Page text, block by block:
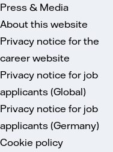
Press & Media
About this website
Privacy notice for the
career website
Privacy notice for job
applicants (Global)
Privacy notice for job
applicants (Germany)
Cookie policy